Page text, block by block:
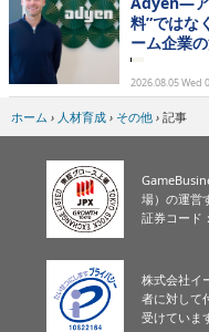
料”ではな
ーム企業
2026.08.05 Wed
ホーム › 人材育成 › その他 › 記事
場）の運営
証券コード
株式会社イ
者に対して
受けていま